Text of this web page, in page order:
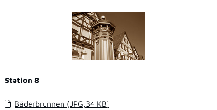
Station 8
Bäderbrunnen (JPG,34 KB)